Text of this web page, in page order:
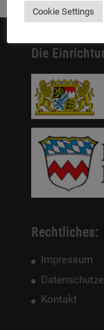
Die
Rechtliches:
Impressum
Kontakt
Cookie Settings